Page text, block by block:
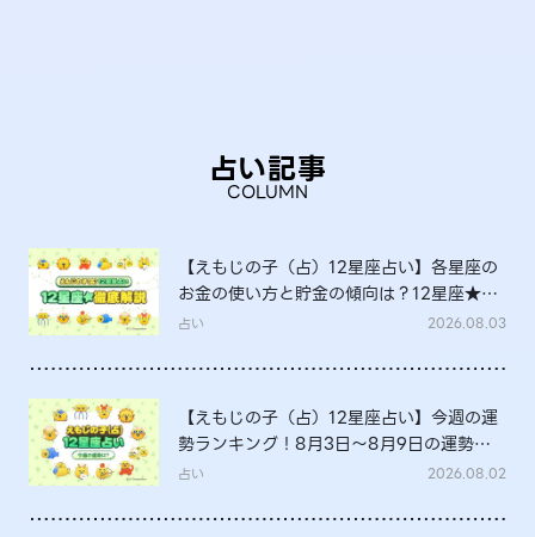
占い記事
COLUMN
【えもじの子（占）12星座占い】各星座の
お金の使い方と貯金の傾向は？12星座★徹
底解説
占い 2026.08.03
【えもじの子（占）12星座占い】今週の運
勢ランキング！8月3日～8月9日の運勢
は？
占い 2026.08.02